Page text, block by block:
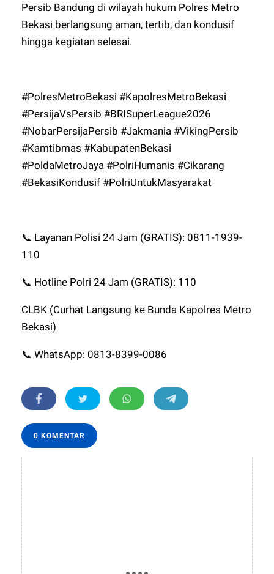
Persib Bandung di wilayah hukum Polres Metro
Bekasi berlangsung aman, tertib, dan kondusif
hingga kegiatan selesai.
#PolresMetroBekasi #KapolresMetroBekasi
#PersijaVsPersib #BRISuperLeague2026
#NobarPersijaPersib #Jakmania #VikingPersib
#Kamtibmas #KabupatenBekasi
#PoldaMetroJaya #PolriHumanis #Cikarang
#BekasiKondusif #PolriUntukMasyarakat
📞 Layanan Polisi 24 Jam (GRATIS): 0811-1939-
110
📞 Hotline Polri 24 Jam (GRATIS): 110
CLBK (Curhat Langsung ke Bunda Kapolres Metro
Bekasi)
📞 WhatsApp: 0813-8399-0086
0 KOMENTAR